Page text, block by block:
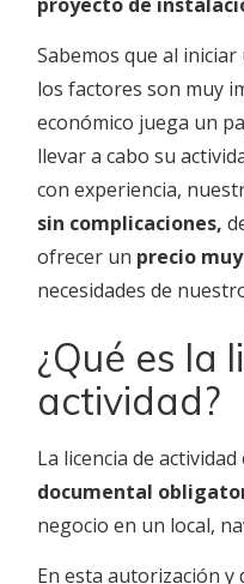
Sabemos que al
los factores son muy
económico juega un
llevar a cabo su
con experiencia,
sin complicaciones,
ofrecer un precio
necesidades de
¿Qué es la
actividad?
La licencia de actividad
documental
negocio en un local,
En esta autorización y